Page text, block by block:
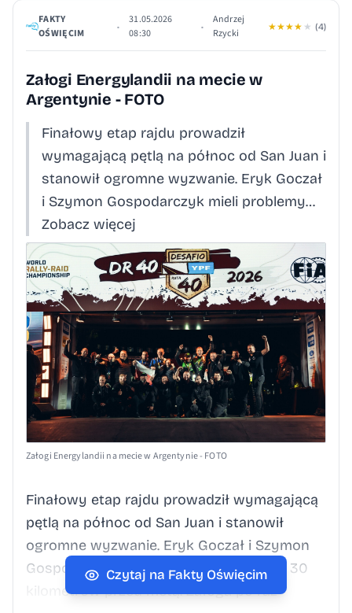
FAKTY
OŚWIĘCIM
•
31.05.2026
08:30
•
Andrzej
Rzycki
★★★★ ★ (4)
Załogi Energylandii na mecie w
Argentynie - FOTO
Finałowy etap rajdu prowadził
wymagającą pętlą na północ od San Juan i
stanowił ogromne wyzwanie. Eryk Goczał
i Szymon Gospodarczyk mieli problemy…
Zobacz więcej
Załogi Energylandii na mecie w Argentynie - FOTO
Finałowy etap rajdu prowadził wymagającą
pętlą na północ od San Juan i stanowił
ogromne wyzwanie. Eryk Goczał i Szymon
Gospodarczyk mieli problemy zaledwie 30
kilometrów przed metą. Załoga po raz
Czytaj na Fakty Oświęcim